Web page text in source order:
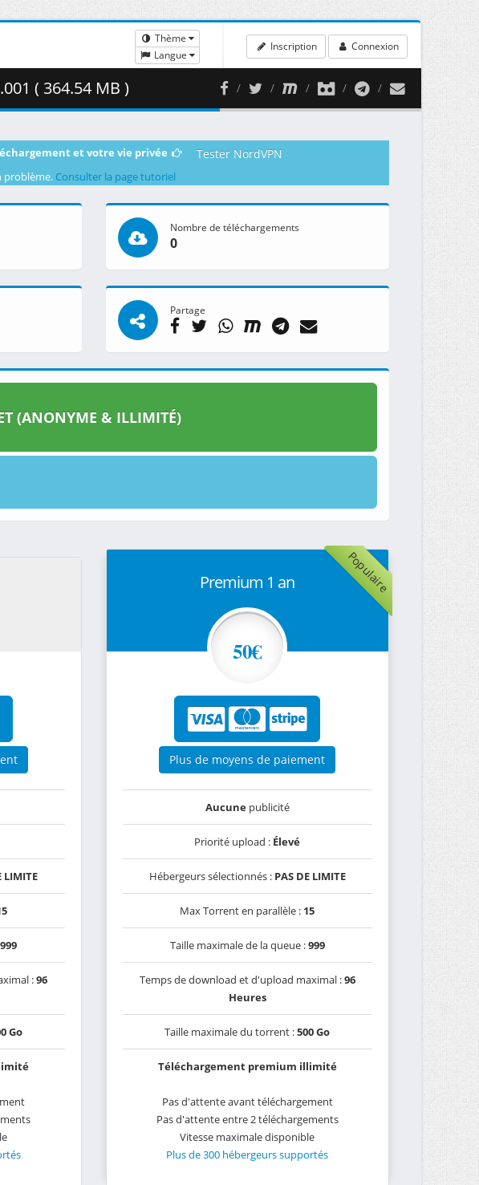
Thème
Langue
Inscription Connexion
( 364.54 MB )
et votre vie privée Tester NordVPN
problème. Consulter la page tutoriel
Nombre de téléchargements
0
Partage
(ANONYME & ILLIMITÉ)
LIMITE
999
:96
Go
Populaire
Premium 1 an
50€
Plus de moyens de paiement
Aucunepublicité
Priorité upload : Élevé
Hébergeurs sélectionnés : PAS DE LIMITE
Max Torrent en parallèle : 15
Taille maximale de la queue :999
Temps de download et d'upload maximal :96
Heures
Taille maximale du torrent :500 Go
Téléchargement premium illimité
Pas d'attente avant téléchargement
Pas d'attente entre 2 téléchargements
Vitesse maximale disponible
Plus de 300 hébergeurs supportés